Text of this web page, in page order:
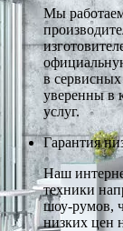
Мы
в
уверенны в
услуг.
Гарантия
Наш
техники
шоу-румов,
низких цен